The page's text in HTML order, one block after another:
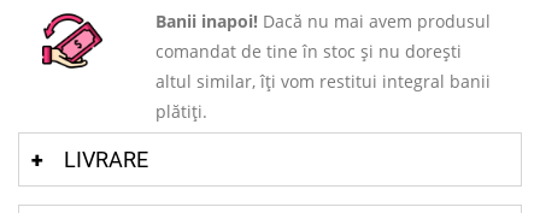
Banii inapoi! Dacă nu mai avem produsul
comandat de tine în stoc și nu dorești
altul similar, îți vom restitui integral banii
plătiți.
LIVRARE